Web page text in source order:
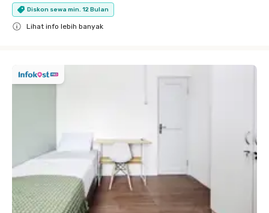
Diskon sewa min. 12 Bulan
Lihat info lebih banyak